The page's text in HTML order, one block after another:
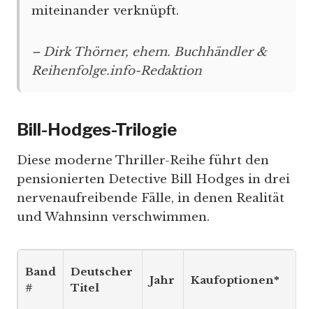
miteinander verknüpft.
– Dirk Thörner, ehem. Buchhändler &
Reihenfolge.info-Redaktion
Bill-Hodges-Trilogie
Diese moderne Thriller-Reihe führt den
pensionierten Detective Bill Hodges in drei
nervenaufreibende Fälle, in denen Realität
und Wahnsinn verschwimmen.
Band
#
Deutscher
Titel
Jahr Kaufoptionen*